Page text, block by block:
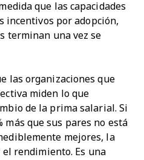
que las capacidades
incentivos por adopción,
terminan una vez se
las organizaciones que
miden lo que
de la prima salarial. Si
más que sus pares no está
mejores, la
rendimiento. Es una